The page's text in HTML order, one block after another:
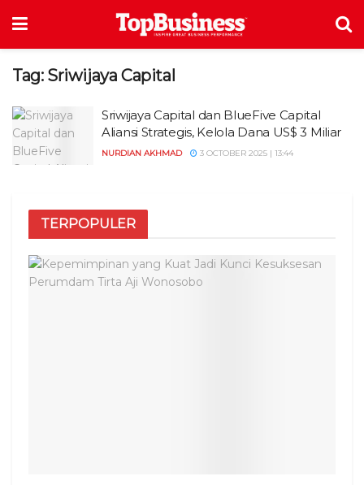
Tag: Sriwijaya Capital
Sriwijaya Capital dan BlueFive Capital
Aliansi Strategis, Kelola Dana US$ 3 Miliar
NURDIAN AKHMAD 3 OCTOBER 2025 | 13:44
TERPOPULER